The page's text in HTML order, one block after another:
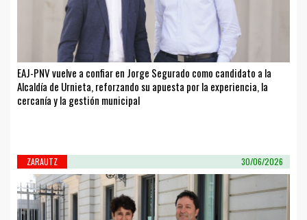
EAJ-PNV vuelve a confiar en Jorge Segurado como candidato a la
Alcaldía de Urnieta, reforzando su apuesta por la experiencia, la
cercanía y la gestión municipal
ZARAUTZ 30/06/2026